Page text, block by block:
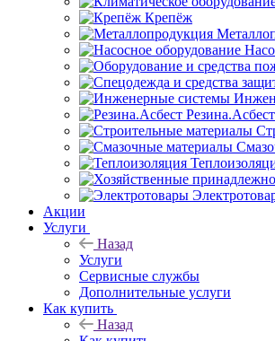
Крепёж
Резина.Асбест
Акции
Услуги
Назад
Услуги
Сервисные службы
Дополнительные услуги
Как купить
Назад